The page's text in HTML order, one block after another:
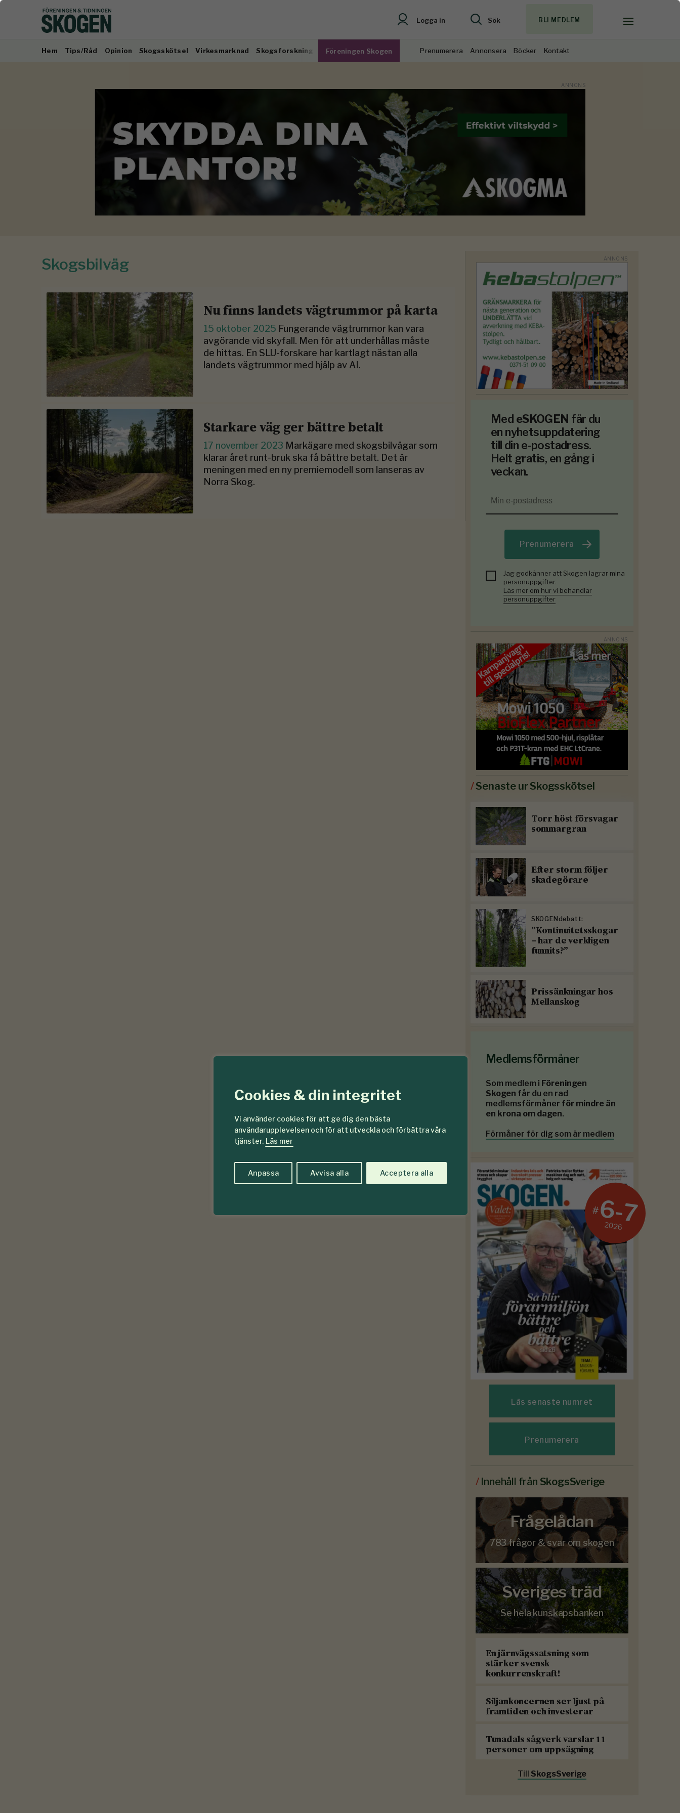
Cookies & din integritet
Vi använder cookies för att ge dig den bästa
användarupplevelsen och för att utveckla och förbättra våra
tjänster. Läs mer
Anpassa Avvisa alla Acceptera alla
Logga in Sök BLI MEDLEM
Hem Tips/Råd Opinion Skogsskötsel Virkesmarknad Skogsforskning Föreningen Skogen Prenumerera Annonsera Böcker Kontakt
Skogsbilväg
Nu finns landets vägtrummor på karta
15 oktober 2025 Fungerande vägtrummor kan vara
avgörande vid skyfall. Men för att underhållas måste
de hittas. En SLU-forskare har kartlagt nästan alla
landets vägtrummor med hjälp av AI.
Starkare väg ger bättre betalt
17 november 2023 Markägare med skogsbilvägar som
klarar året runt-bruk ska få bättre betalt. Det är
meningen med en ny premiemodell som lanseras av
Norra Skog.
Med eSKOGEN får du
en nyhetsuppdatering
till din e-postadress.
Helt gratis, en gång i
veckan.
Prenumerera
Jag godkänner att Skogen lagrar mina
personuppgifter.
Läs mer om hur vi behandlar
personuppgifter
/Senaste ur Skogsskötsel
Torr höst försvagar
sommargran
Efter storm följer
skadegörare
SKOGENdebatt:
”Kontinuitetsskogar
– har de verkligen
funnits?”
Prissänkningar hos
Mellanskog
Medlemsförmåner
Som medlem i Föreningen
Skogen får du en rad
medlemsförmåner för mindre än
en krona om dagen.
Förmåner för dig som är medlem
#6-7
2026
Läs senaste numret
Prenumerera
/ Innehåll från SkogsSverige
Frågelådan
783 frågor & svar om skogen
Sveriges träd
Se hela kunskapsbanken
En järnvägssatsning som
stärker svensk
konkurrenskraft!
Siljankoncernen ser ljust på
framtiden och investerar
Tunadals sågverk varslar 11
personer om uppsägning
Till SkogsSverige